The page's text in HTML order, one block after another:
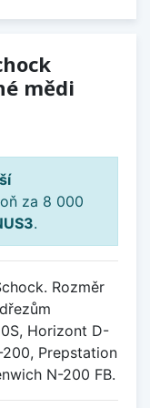
mědi
za 8 000
.
Rozměr
Horizont D-
Prepstation
N-200 FB.